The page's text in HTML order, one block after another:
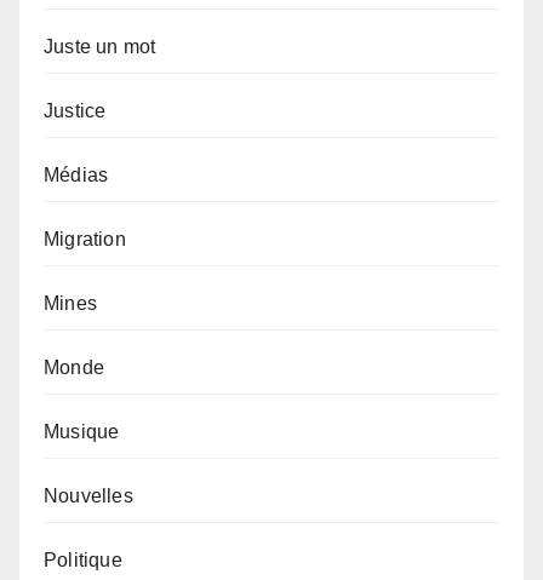
Juste un mot
Justice
Médias
Migration
Mines
Monde
Musique
Nouvelles
Politique